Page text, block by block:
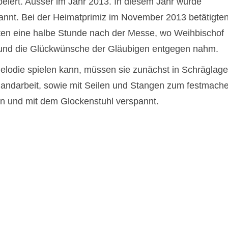
Bei der Heimatprimiz im November 2013
eine halbe Stunde nach der Messe, wo Weihbischof
die Glückwünsche der Gläubigen entgegen nahm.
spielen kann, müssen sie zunächst in Schräglage
sowie mit Seilen und Stangen zum
und mit dem Glockenstuhl verspannt.